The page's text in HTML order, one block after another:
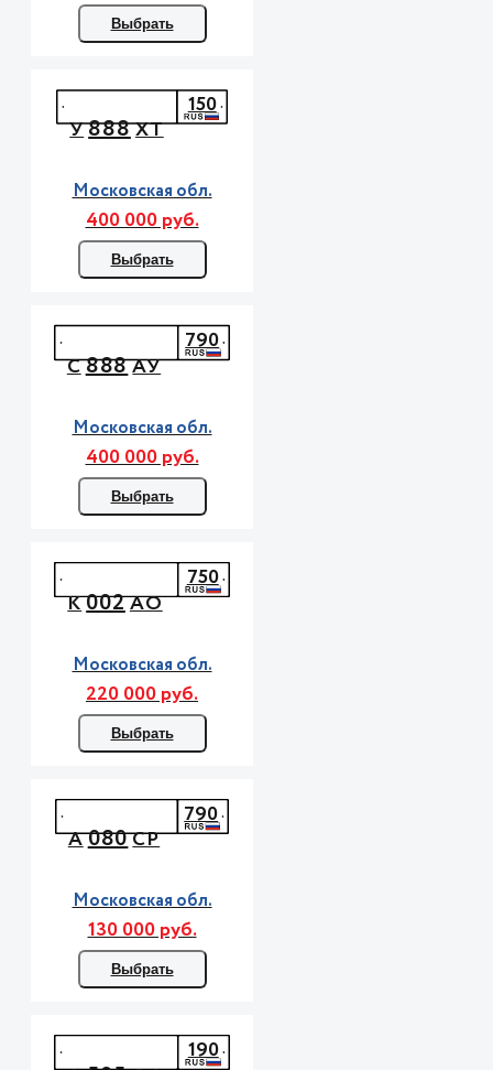
Выбрать
У888ХТ
150
Московская обл.
400 000 руб.
Выбрать
С888АУ
790
Московская обл.
400 000 руб.
Выбрать
К002АО
750
Московская обл.
220 000 руб.
Выбрать
А080СР
790
Московская обл.
130 000 руб.
Выбрать
190